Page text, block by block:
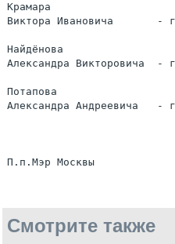
Крамара
Виктора Ивановича       -
Найдёнова
Александра Викторовича  -
Потапова
Александра Андреевича   -
Смотрите также